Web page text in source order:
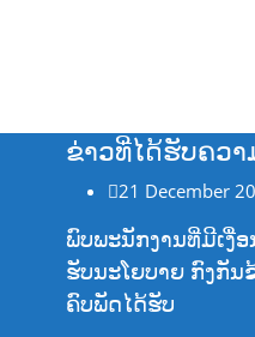
ຂ່າວທີ່ໄດ້ຮັບຄວ
21 December
ພົບພະນັກງານທີ່ມີເງື່
ຮັບນະໂຍບາຍ ກົງກັນ
ຄົບພັດໄດ້ຮັບ